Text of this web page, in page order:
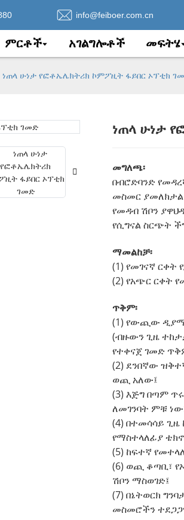
info@feiboer.com.cn
ምርቶች አገልግሎቶች መፍትሄ
ነጠላ ሁነታ የፎቶኤሌክትሪክ ኮምፖዚት ፋይበር ኦፕቲክ
ነጠላ ሁነታ
መግለጫ፡
በብሮድባንድ
መስመር
የመዳብ ሽቦን
የሲግናል ስርጭት
ማመልከቻ፡
(1) የመገናኛ ርቀት
(2) የአጭር ርቀት
ጥቅም፡
(1) የውጪው
(ብዙውን ጊዜ
የተቀናጀ ገመድ
(2) ደንበኛው
ወጪ አለው፤
(3) እጅግ በጣም
ለመገንባት ምቹ
(4) በተመሳሳይ ጊዜ
የማስተላለፊያ
(5) ከፍተኛ
(6) ወጪ ቆጣቢ፣
ሽቦን ማስወገድ፤
(7) በኔትወርክ
መስመሮችን